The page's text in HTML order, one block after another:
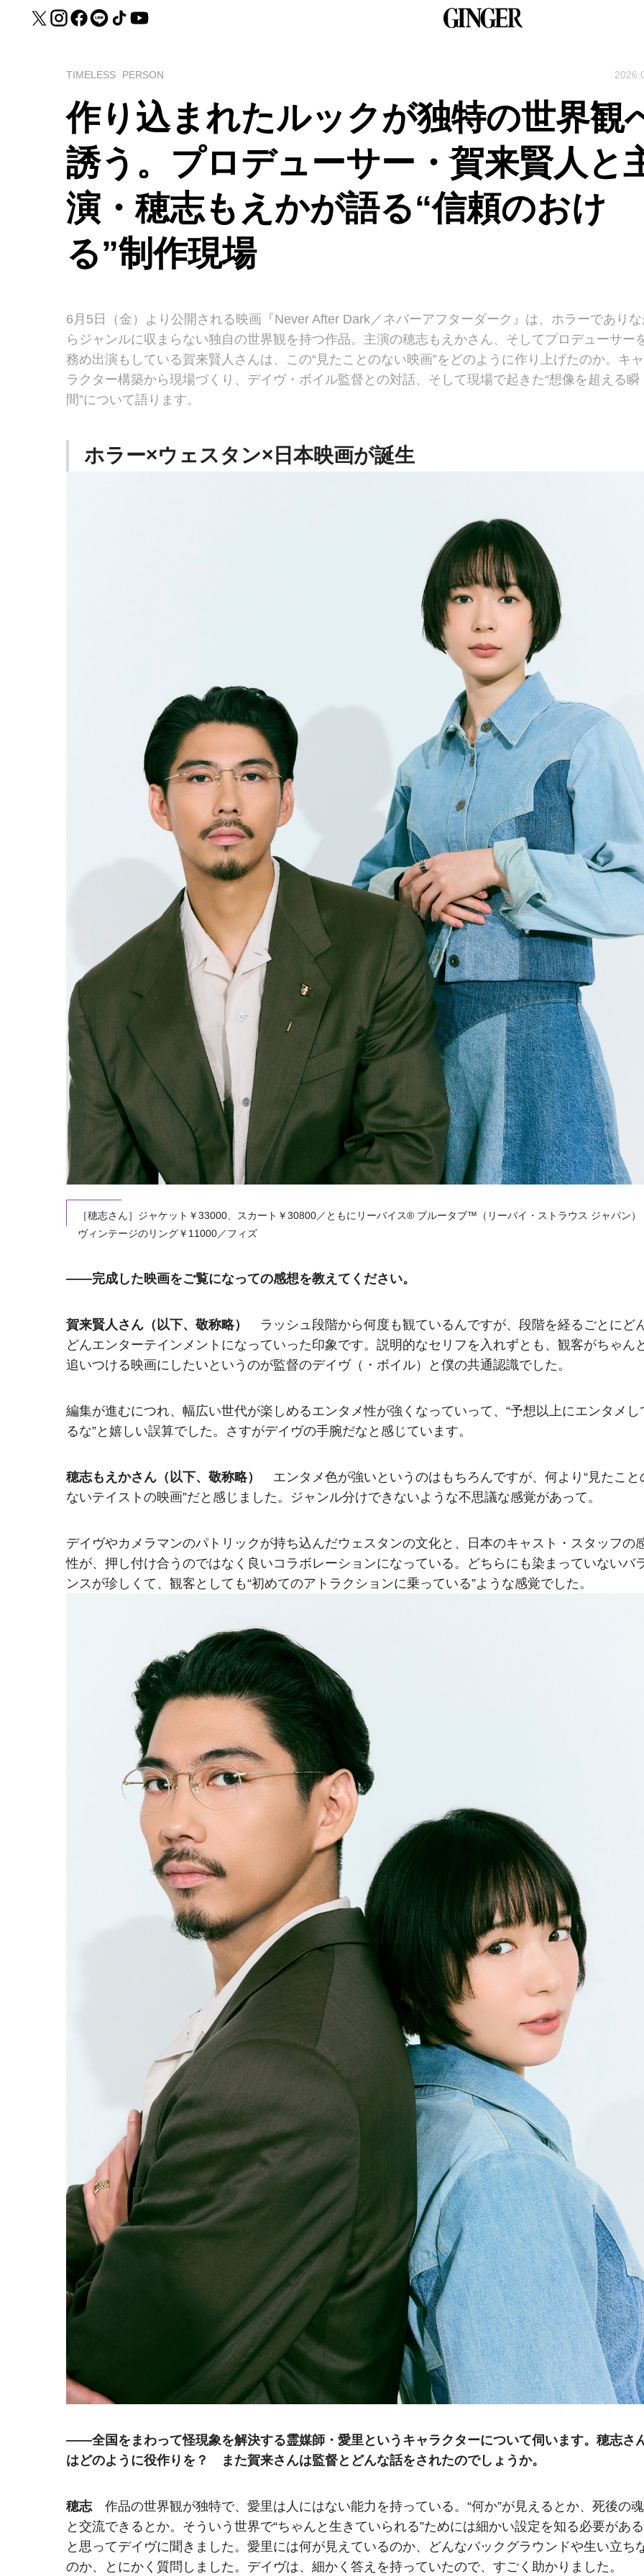
TIMELESS PERSON
作り込まれたルックが独特の世界観
誘う。プロデューサー・賀来賢人と
演・穂志もえかが語る“信頼のおけ
る”制作現場
6月5日（金）より公開される映画『Never After Dark／ネバーアフターダーク』は、ホラーであり
らジャンルに収まらない独自の世界観を持つ作品。主演の穂志もえかさん、そしてプロデューサー
務め出演もしている賀来賢人さんは、この“見たことのない映画”をどのように作り上げたのか。キャ
ラクター構築から現場づくり、デイヴ・ボイル監督との対話、そして現場で起きた“想像を超える瞬
間”について語ります。
ホラー×ウェスタン×日本映画が誕生
［穂志さん］ジャケット￥33000、スカート￥30800／ともにリーバイス®︎ ブルータブ™︎（リーバイ・ストラウス ジャパン
ヴィンテージのリング￥11000／フィズ
――完成した映画をご覧になっての感想を教えてください。
賀来賢人さん（以下、敬称略）
ラッシュ段階から何度も観ているんですが、段階を経るごとにど
どんエンターテインメントになっていった印象です。説明的なセリフを入れずとも、観客がちゃん
追いつける映画にしたいというのが監督のデイヴ（・ボイル）と僕の共通認識でした。
編集が進むにつれ、幅広い世代が楽しめるエンタメ性が強くなっていって、“予想以上にエンタメし
るな”と嬉しい誤算でした。さすがデイヴの手腕だなと感じています。
穂志もえかさん（以下、敬称略）
エンタメ色が強いというのはもちろんですが、何より“見たこと
ないテイストの映画”だと感じました。ジャンル分けできないような不思議な感覚があって。
デイヴやカメラマンのパトリックが持ち込んだウェスタンの文化と、日本のキャスト・スタッフの
性が、押し付け合うのではなく良いコラボレーションになっている。どちらにも染まっていないバ
ンスが珍しくて、観客としても“初めてのアトラクションに乗っている”ような感覚でした。
――全国をまわって怪現象を解決する霊媒師・愛里というキャラクターについて伺います。穂志さ
はどのように役作りを？ また賀来さんは監督とどんな話をされたのでしょうか。
穂志 作品の世界観が独特で、愛里は人にはない能力を持っている。“何か”が見えるとか、死後の魂
と交流できるとか。そういう世界で“ちゃんと生きていられる”ためには細かい設定を知る必要がある
と思ってデイヴに聞きました。愛里には何が見えているのか、どんなバックグラウンドや生い立ち
のか、とにかく質問しました。デイヴは、細かく答えを持っていたので、すごく助かりました。